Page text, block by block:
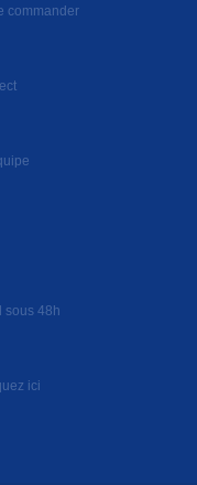
commander
sous 48h
ici